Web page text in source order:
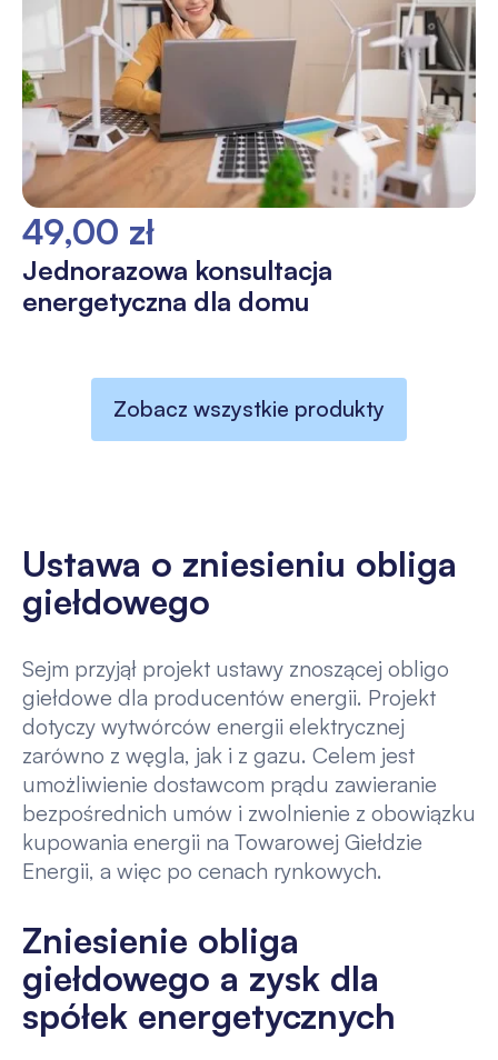
49,00 zł
Jednorazowa konsultacja
energetyczna dla domu
Zobacz wszystkie produkty
Ustawa o zniesieniu obliga
giełdowego
Sejm przyjął projekt ustawy znoszącej obligo
giełdowe dla producentów energii. Projekt
dotyczy wytwórców energii elektrycznej
zarówno z węgla, jak i z gazu. Celem jest
umożliwienie dostawcom prądu zawieranie
bezpośrednich umów i zwolnienie z obowiązku
kupowania energii na Towarowej Giełdzie
Energii, a więc po cenach rynkowych.
Zniesienie obliga
giełdowego a zysk dla
spółek energetycznych